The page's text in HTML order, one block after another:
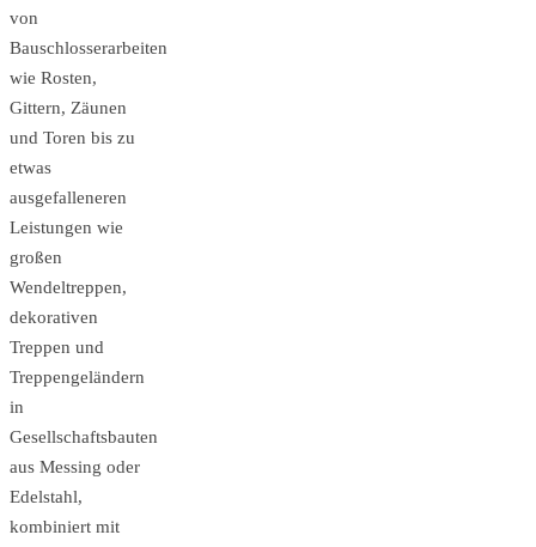
von
Bauschlosserarbeiten
wie Rosten,
Gittern, Zäunen
und Toren bis zu
etwas
ausgefalleneren
Leistungen wie
großen
Wendeltreppen,
dekorativen
Treppen und
Treppengeländern
in
Gesellschaftsbauten
aus Messing oder
Edelstahl,
kombiniert mit